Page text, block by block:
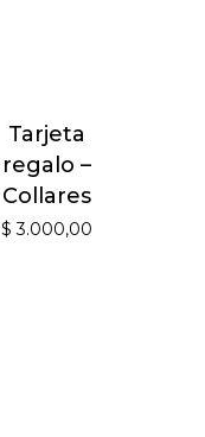
Tarjeta
regalo –
Collares
$ 3.000,00